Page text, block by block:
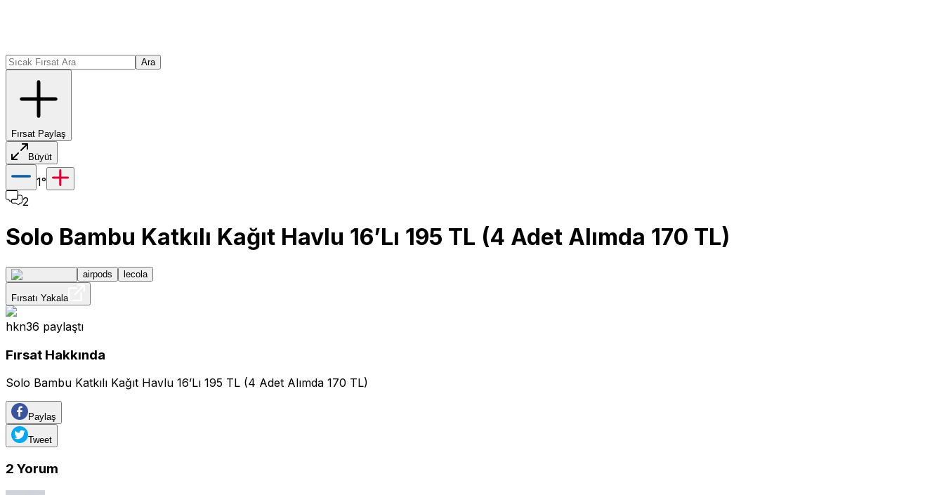
Ara
Fırsat Paylaş
Büyüt
1°
2
Solo Bambu Katkılı Kağıt Havlu 16’Lı 195 TL (4 Adet Alımda 170 TL)
airpods lecola
Fırsatı Yakala
hkn36 paylaştı
Fırsat Hakkında
Solo Bambu Katkılı Kağıt Havlu 16’Lı 195 TL (4 Adet Alımda 170 TL)
Paylaş
Tweet
2 Yorum